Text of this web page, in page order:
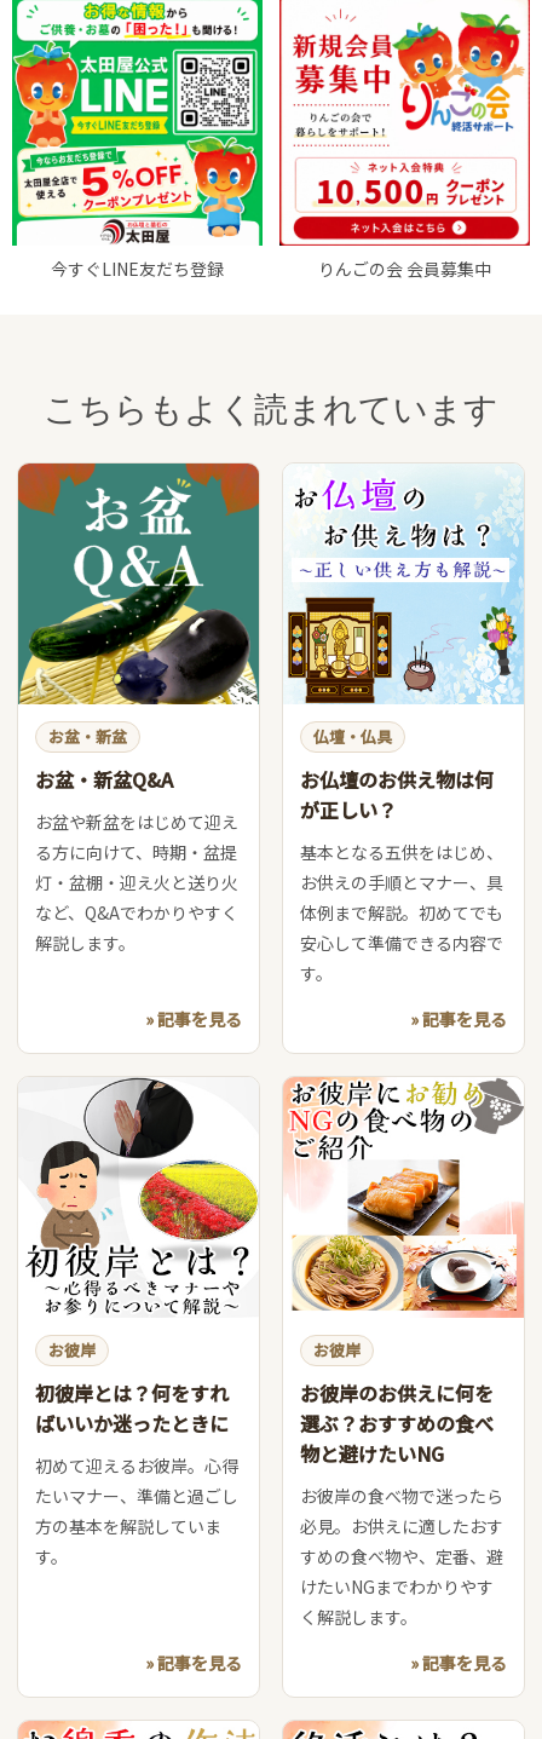
今すぐLINE友だち登録 りんごの会 会員募集中
こちらもよく読まれています
お盆・新盆
お盆・新盆Q&A
お盆や新盆をはじめて迎え
る方に向けて、時期・盆提
灯・盆棚・迎え火と送り火
など、Q&Aでわかりやすく
解説します。
» 記事を見る
仏壇・仏具
お仏壇のお供え物は何
が正しい？
基本となる五供をはじめ、
お供えの手順とマナー、具
体例まで解説。初めてでも
安心して準備できる内容で
す。
» 記事を見る
お彼岸
初彼岸とは？何をすれ
ばいいか迷ったときに
初めて迎えるお彼岸。心得
たいマナー、準備と過ごし
方の基本を解説していま
す。
» 記事を見る
お彼岸
お彼岸のお供えに何を
選ぶ？おすすめの食べ
物と避けたいNG
お彼岸の食べ物で迷ったら
必見。お供えに適したおす
すめの食べ物や、定番、避
けたいNGまでわかりやす
く解説します。
» 記事を見る